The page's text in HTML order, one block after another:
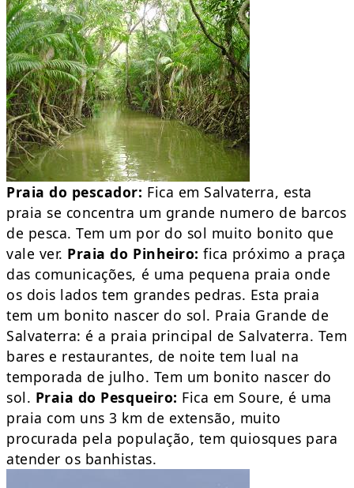
Praia do pescador: Fica em Salvaterra, esta
praia se concentra um grande numero de barcos
de pesca. Tem um por do sol muito bonito que
vale ver. Praia do Pinheiro: fica próximo a praça
das comunicações, é uma pequena praia onde
os dois lados tem grandes pedras. Esta praia
tem um bonito nascer do sol. Praia Grande de
Salvaterra: é a praia principal de Salvaterra. Tem
bares e restaurantes, de noite tem lual na
temporada de julho. Tem um bonito nascer do
sol. Praia do Pesqueiro: Fica em Soure, é uma
praia com uns 3 km de extensão, muito
procurada pela população, tem quiosques para
atender os banhistas.